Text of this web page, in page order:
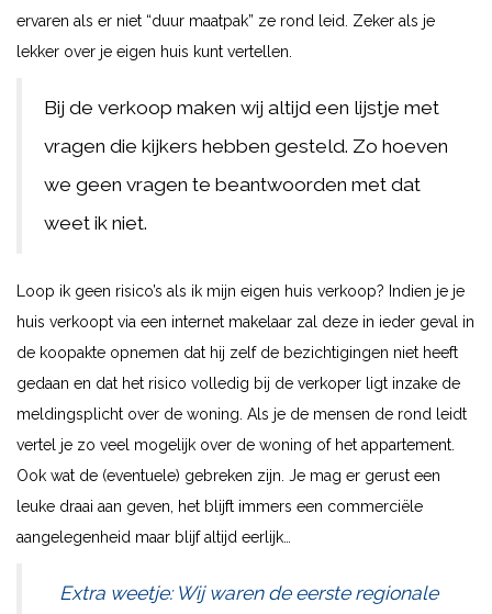
ervaren als er niet “duur maatpak” ze rond leid. Zeker als je
lekker over je eigen huis kunt vertellen.
Bij de verkoop maken wij altijd een lijstje met
vragen die kijkers hebben gesteld. Zo hoeven
we geen vragen te beantwoorden met dat
weet ik niet.
Loop ik geen risico’s als ik mijn eigen huis verkoop? Indien je je
huis verkoopt via een internet makelaar zal deze in ieder geval in
de koopakte opnemen dat hij zelf de bezichtigingen niet heeft
gedaan en dat het risico volledig bij de verkoper ligt inzake de
meldingsplicht over de woning. Als je de mensen de rond leidt
vertel je zo veel mogelijk over de woning of het appartement.
Ook wat de (eventuele) gebreken zijn. Je mag er gerust een
leuke draai aan geven, het blijft immers een commerciële
aangelegenheid maar blijf altijd eerlijk…
Extra weetje: Wij waren de eerste regionale